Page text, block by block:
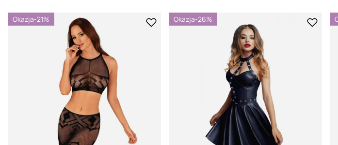
Okazja-21% Okazja-26%